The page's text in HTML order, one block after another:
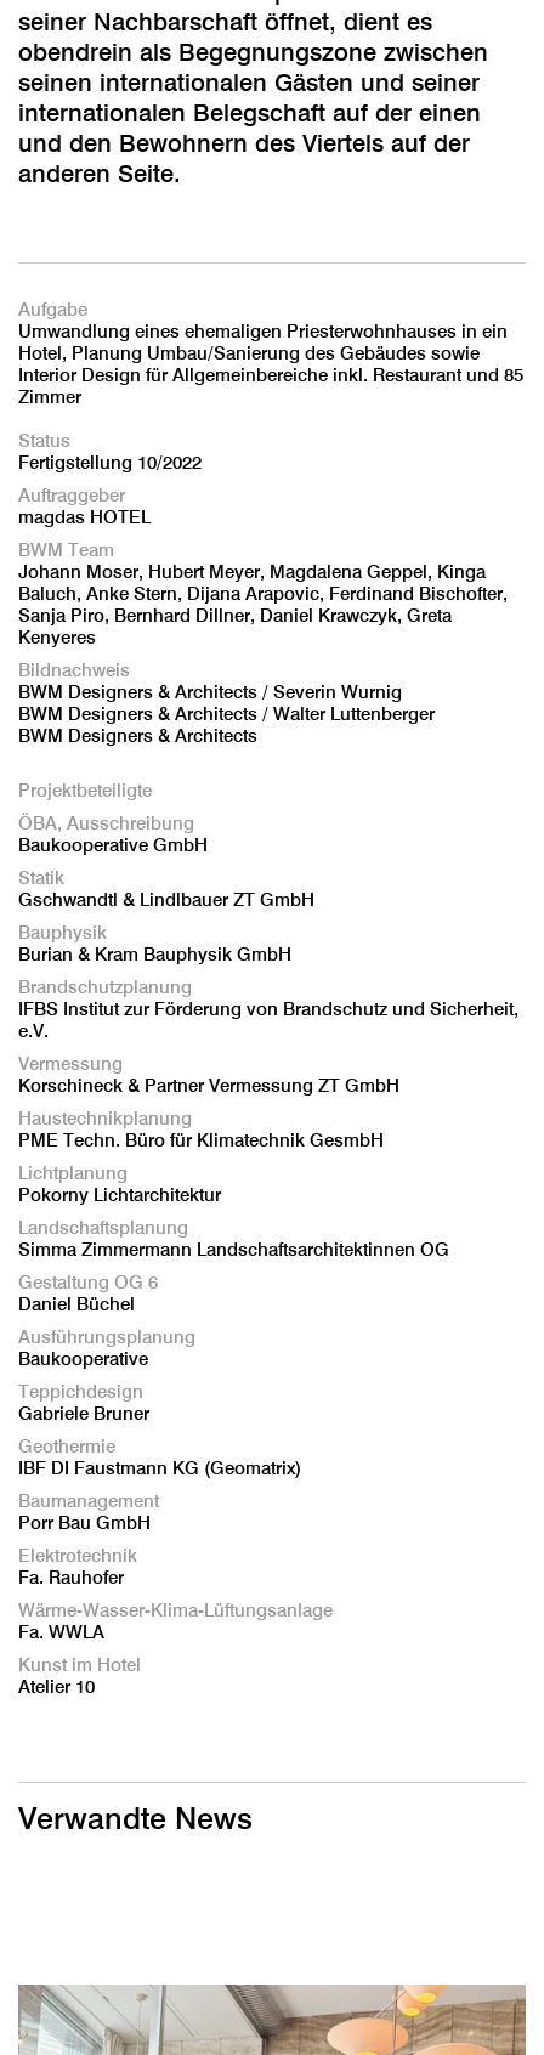
seiner Nachbarschaft öffnet, dient es
obendrein als Begegnungszone zwischen
seinen internationalen Gästen und seiner
internationalen Belegschaft auf der einen
und den Bewohnern des Viertels auf der
anderen Seite.
Aufgabe
Umwandlung eines ehemaligen Priesterwohnhauses in ein
Hotel, Planung Umbau/Sanierung des Gebäudes sowie
Interior Design für Allgemeinbereiche inkl. Restaurant und 85
Zimmer
Status
Fertigstellung 10/2022
Auftraggeber
magdas HOTEL
BWM Team
Johann Moser, Hubert Meyer, Magdalena Geppel, Kinga
Baluch, Anke Stern, Dijana Arapovic, Ferdinand Bischofter,
Sanja Piro, Bernhard Dillner, Daniel Krawczyk, Greta
Kenyeres
Bildnachweis
BWM Designers & Architects / Severin Wurnig
BWM Designers & Architects / Walter Luttenberger
BWM Designers & Architects
Projektbeteiligte
ÖBA, Ausschreibung
Baukooperative GmbH
Statik
Gschwandtl & Lindlbauer ZT GmbH
Bauphysik
Burian & Kram Bauphysik GmbH
Brandschutzplanung
IFBS Institut zur Förderung von Brandschutz und Sicherheit,
e.V.
Vermessung
Korschineck & Partner Vermessung ZT GmbH
Haustechnikplanung
PME Techn. Büro für Klimatechnik GesmbH
Lichtplanung
Pokorny Lichtarchitektur
Landschaftsplanung
Simma Zimmermann Landschaftsarchitektinnen OG
Gestaltung OG 6
Daniel Büchel
Ausführungsplanung
Baukooperative
Teppichdesign
Gabriele Bruner
Geothermie
IBF DI Faustmann KG (Geomatrix)
Baumanagement
Porr Bau GmbH
Elektrotechnik
Fa. Rauhofer
Wärme-Wasser-Klima-Lüftungsanlage
Fa. WWLA
Kunst im Hotel
Atelier 10
Verwandte News